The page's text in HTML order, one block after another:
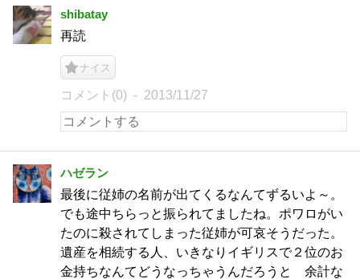
shibatay
再読
ナイス
コメント(0) 2013/11/27
ハゼラン
最後に従姉の名前が出てくるなんてずるいよ～。
でも途中ちらっと振られてましたね。ポワロがい
たのに殺されてしまった従姉が可哀そうだった。
遺産を相続する人、いきなりイギリスで２位のお
金持ちなんてどうなっちゃうんだろうと 余計な